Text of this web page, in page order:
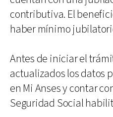
contributiva. El
haber mínimo
Antes de iniciar el
actualizados los datos
en Mi Anses y contar
Seguridad Social